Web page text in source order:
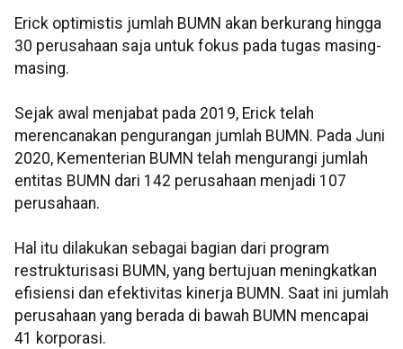
Erick optimistis jumlah BUMN akan berkurang hingga
30 perusahaan saja untuk fokus pada tugas masing-
masing.
Sejak awal menjabat pada 2019, Erick telah
merencanakan pengurangan jumlah BUMN. Pada Juni
2020, Kementerian BUMN telah mengurangi jumlah
entitas BUMN dari 142 perusahaan menjadi 107
perusahaan.
Hal itu dilakukan sebagai bagian dari program
restrukturisasi BUMN, yang bertujuan meningkatkan
efisiensi dan efektivitas kinerja BUMN. Saat ini jumlah
perusahaan yang berada di bawah BUMN mencapai
41 korporasi.